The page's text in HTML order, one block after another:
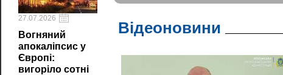
27.07.2026
Вогняний
апокаліпсис у
Європі:
вигоріло сотні
Відеоновини